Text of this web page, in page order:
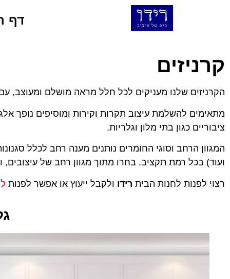
דף
קרניזים
הקרניזים שלנו מעניקים לכל חלל מראה מושלם ומעוצב, עם
מתאימים להשלמת עיצוב תקרות וקירות ומוסיפים נופך
ציבוריים כגון בתי מלון וגלריות.
המגוון הרחב וסוגי החומרים נותנים מענה רחב לכלל
ועוד) בכל רמת תקציב. בחרו מתוך מגוון רחב של
רצוי לפנות לחנות הבית רידו ולקבל ייעוץ או אפשר לפנות